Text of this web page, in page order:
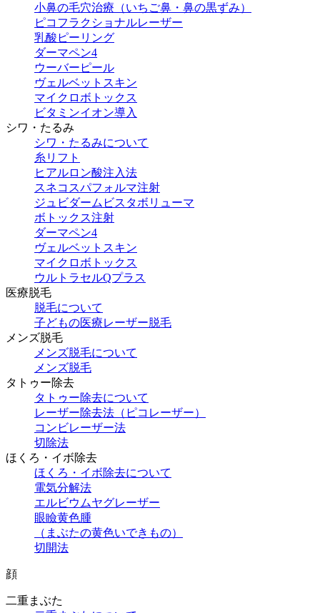
小鼻の毛穴治療（いちご鼻・鼻の黒ずみ）
ピコフラクショナルレーザー
乳酸ピーリング
ダーマペン4
ウーバーピール
ヴェルベットスキン
マイクロボトックス
ビタミンイオン導入
シワ・たるみ
シワ・たるみについて
糸リフト
ヒアルロン酸注入法
スネコスパフォルマ注射
ジュビダームビスタボリューマ
ボトックス注射
ダーマペン4
ヴェルベットスキン
マイクロボトックス
ウルトラセルQプラス
医療脱毛
脱毛について
子どもの医療レーザー脱毛
メンズ脱毛
メンズ脱毛について
メンズ脱毛
タトゥー除去
タトゥー除去について
レーザー除去法（ピコレーザー）
コンビレーザー法
切除法
ほくろ・イボ除去
ほくろ・イボ除去について
電気分解法
エルビウムヤグレーザー
眼瞼黄色腫
（まぶたの黄色いできもの）
切開法
顔
二重まぶた